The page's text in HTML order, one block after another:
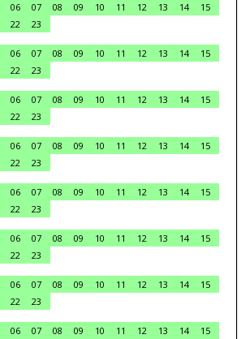
06 07 08 09 10 11 12 13 14
15
22
23
06 07 08 09 10 11 12 13 14
15
22
23
06 07 08 09 10 11 12 13 14
15
22
23
06 07 08 09 10 11 12 13 14
15
22
23
06 07 08 09 10 11 12 13 14
15
22
23
06 07 08 09 10 11 12 13 14
15
22
23
06 07 08 09 10 11 12 13 14
15
22
23
06 07 08 09 10 11 12 13 14
15